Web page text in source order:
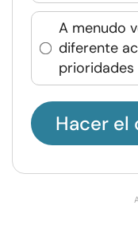
A menudo
diferente
prioridades
Hacer el